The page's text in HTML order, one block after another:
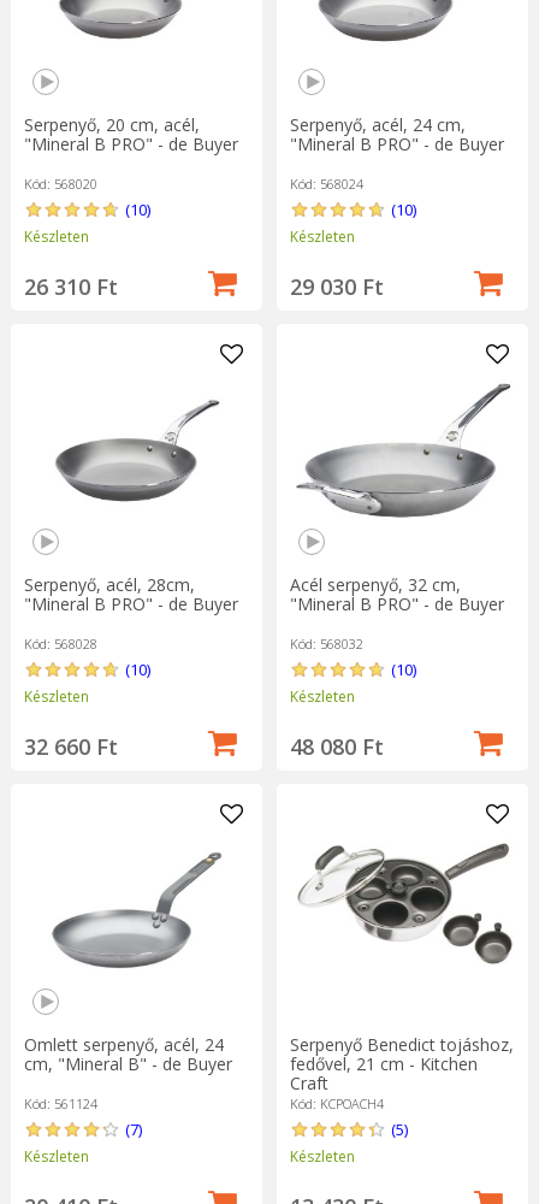
Serpenyő, 20 cm, acél,
"Mineral B PRO" - de Buyer
Kód: 568020
(10)
Készleten
26 310 Ft
Serpenyő, acél, 24 cm,
"Mineral B PRO" - de Buyer
Kód: 568024
(10)
Készleten
29 030 Ft
Serpenyő, acél, 28cm,
"Mineral B PRO" - de Buyer
Kód: 568028
(10)
Készleten
32 660 Ft
Acél serpenyő, 32 cm,
"Mineral B PRO" - de Buyer
Kód: 568032
(10)
Készleten
48 080 Ft
Omlett serpenyő, acél, 24
cm, "Mineral B" - de Buyer
Kód: 561124
(7)
Készleten
Serpenyő Benedict tojáshoz,
fedővel, 21 cm - Kitchen
Craft
Kód: KCPOACH4
(5)
Készleten